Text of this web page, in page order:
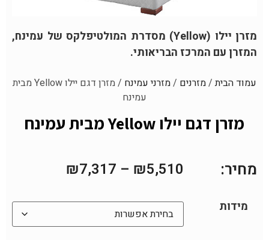
מזרן יילו (Yellow) מסדרת המולטיפלקס של עמינח,
המזרן עם המרכז הבריאותי.
עמוד הבית/מזרנים /מזרני עמינח
/ מזרן דגם יילו Yellow מבית
עמינח
מזרן דגם יילו Yellow מבית עמינח
מחיר: ₪5,510
–
₪7,317
מידות